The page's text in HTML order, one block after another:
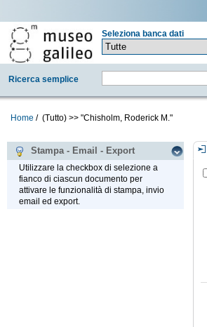
Seleziona banca dati
Ricerca semplice
Home / (Tutto) >> "Chisholm, Roderick M."
Stampa - Email - Export
Utilizzare la checkbox di selezione a
fianco di ciascun documento per
attivare le funzionalità di stampa, invio
email ed export.